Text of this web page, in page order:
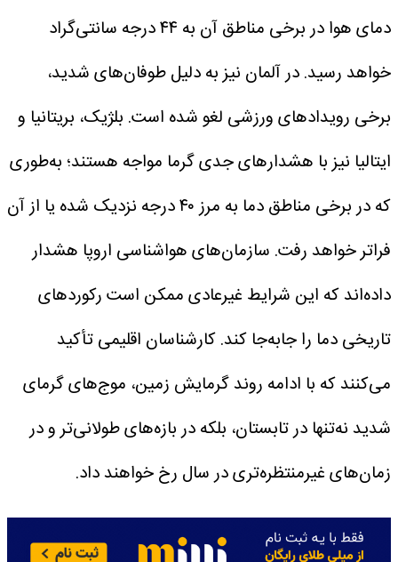
دمای هوا در برخی مناطق آن به ۴۴ درجه سانتی‌گراد
خواهد رسید. در آلمان نیز به دلیل طوفان‌های شدید،
برخی رویدادهای ورزشی لغو شده است. بلژیک، بریتانیا و
ایتالیا نیز با هشدارهای جدی گرما مواجه هستند؛ به‌طوری
که در برخی مناطق دما به مرز ۴۰ درجه نزدیک شده یا از آن
فراتر خواهد رفت. سازمان‌های هواشناسی اروپا هشدار
داده‌اند که این شرایط غیرعادی ممکن است رکوردهای
تاریخی دما را جابه‌جا کند.کارشناسان اقلیمی تأکید
می‌کنند که با ادامه روند گرمایش زمین، موج‌های گرمای
شدید نه‌تنها در تابستان، بلکه در بازه‌های طولانی‌تر و در
زمان‌های غیرمنتظره‌تری در سال رخ خواهند داد.